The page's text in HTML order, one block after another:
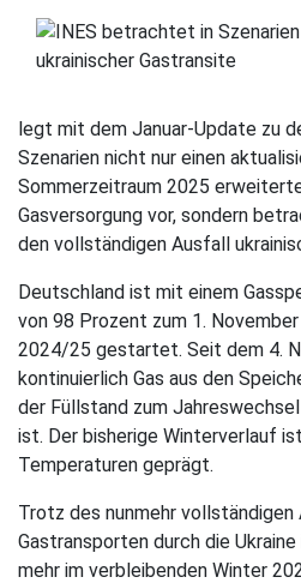
legt mit dem Januar-Update zu
Szenarien nicht nur einen
Sommerzeitraum 2025
Gasversorgung vor, sondern
den vollständigen Ausfall
Deutschland ist mit einem
von 98 Prozent zum 1.
2024/25 gestartet. Seit dem 4.
kontinuierlich Gas aus den
der Füllstand zum
ist. Der bisherige Winterverlauf
Temperaturen geprägt.
Trotz des nunmehr vollständigen
Gastransporten durch die
mehr im verbleibenden Winter